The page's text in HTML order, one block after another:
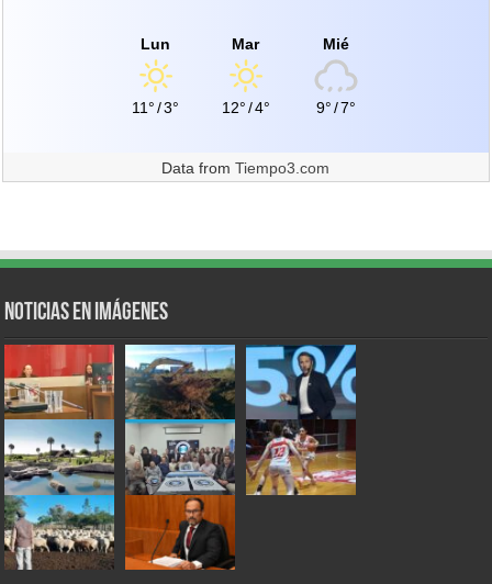
Lun
11° /3°
Mar
12°/4°
Mié
9°/7°
Data fromTiempo3.com
Noticias en Imágenes